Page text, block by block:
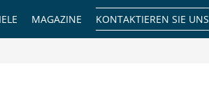
KONTAKTIEREN SIE UNS
MAGAZINE